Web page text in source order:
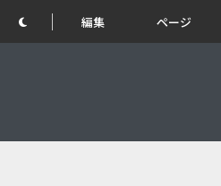
編集 ページ